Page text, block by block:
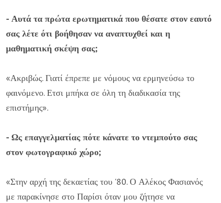
- Αυτά τα πρώτα ερωτηματικά που θέσατε στον εαυτό
σας λέτε ότι βοήθησαν να αναπτυχθεί και η
μαθηματική σκέψη σας;
«Ακριβώς. Γιατί έπρεπε με νόμους να ερμηνεύσω το
φαινόμενο. Ετσι μπήκα σε όλη τη διαδικασία της
επιστήμης».
- Ως επαγγελματίας πότε κάνατε το ντεμπούτο σας
στον φωτογραφικό χώρο;
«Στην αρχή της δεκαετίας του '80. Ο Αλέκος Φασιανός
με παρακίνησε στο Παρίσι όταν μου ζήτησε να